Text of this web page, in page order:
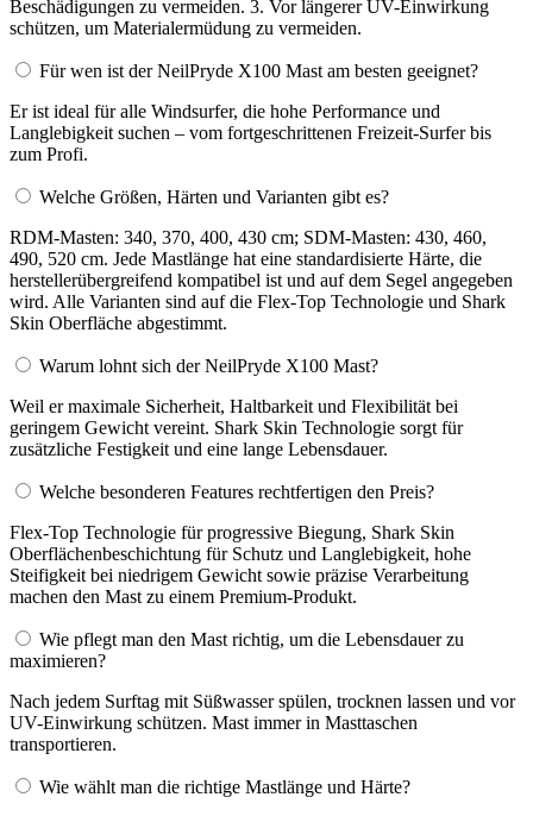
Beschädigungen zu vermeiden. 3. Vor längerer UV-Einwirkung
schützen, um Materialermüdung zu vermeiden.
Für wen ist der NeilPryde X100 Mast am besten geeignet?
Er ist ideal für alle Windsurfer, die hohe Performance und
Langlebigkeit suchen – vom fortgeschrittenen Freizeit-Surfer bis
zum Profi.
Welche Größen, Härten und Varianten gibt es?
RDM-Masten: 340, 370, 400, 430 cm; SDM-Masten: 430, 460,
490, 520 cm. Jede Mastlänge hat eine standardisierte Härte, die
herstellerübergreifend kompatibel ist und auf dem Segel angegeben
wird. Alle Varianten sind auf die Flex-Top Technologie und Shark
Skin Oberfläche abgestimmt.
Warum lohnt sich der NeilPryde X100 Mast?
Weil er maximale Sicherheit, Haltbarkeit und Flexibilität bei
geringem Gewicht vereint. Shark Skin Technologie sorgt für
zusätzliche Festigkeit und eine lange Lebensdauer.
Welche besonderen Features rechtfertigen den Preis?
Flex-Top Technologie für progressive Biegung, Shark Skin
Oberflächenbeschichtung für Schutz und Langlebigkeit, hohe
Steifigkeit bei niedrigem Gewicht sowie präzise Verarbeitung
machen den Mast zu einem Premium-Produkt.
Wie pflegt man den Mast richtig, um die Lebensdauer zu
maximieren?
Nach jedem Surftag mit Süßwasser spülen, trocknen lassen und vor
UV-Einwirkung schützen. Mast immer in Masttaschen
transportieren.
Wie wählt man die richtige Mastlänge und Härte?